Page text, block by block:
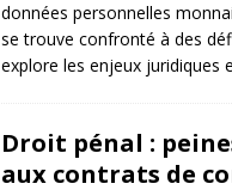
données personnelles
se trouve confronté à des
explore les enjeux juridiques
Droit pénal :
aux contrats de